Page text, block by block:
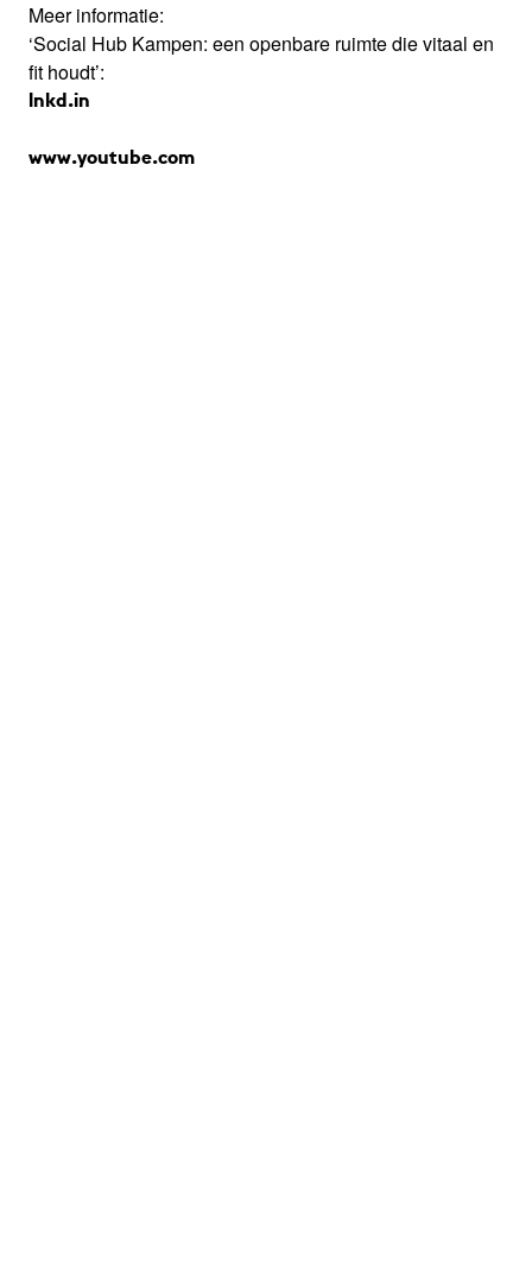
Meer informatie:
‘Social Hub Kampen: een openbare ruimte die vitaal en
fit houdt’:
lnkd.in
www.youtube.com